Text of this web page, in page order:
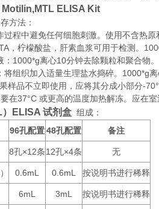
Motilin,MTL ELISA Kit
方法：
避免任何细胞刺激。使用不含热原
檬酸盐，肝素血浆可用于检测。
离心10分钟去除颗粒和聚合物。
加入适量生理盐水捣碎。1000*g离
立即使用，应将其分成小部分-70°C
在37°C 或更高的温度加热解冻。应在
ELISA 试剂盒 组成：
96孔配置 48孔配置 备注
8孔×12条 12孔×4条 无
） 0.6mL 0.6mL 按说明书进行稀释
6mL 3mL 按说明书进行稀释